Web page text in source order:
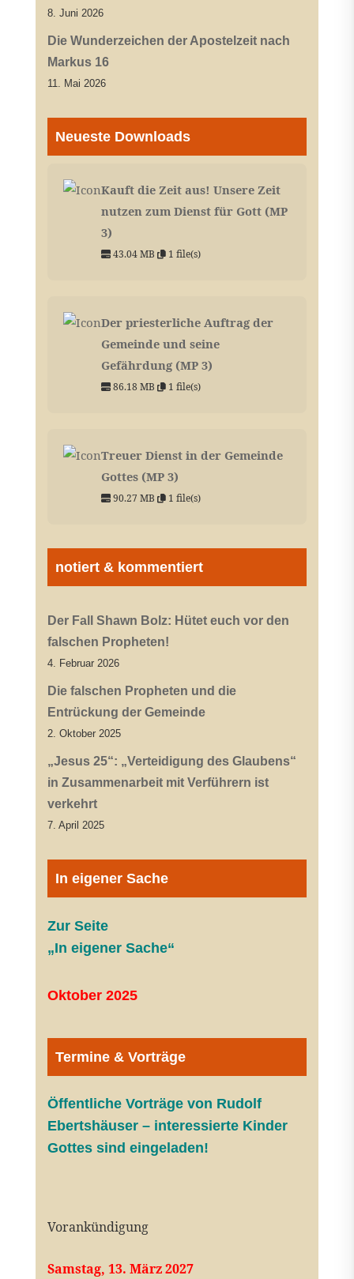
8. Juni 2026
Die Wunderzeichen der Apostelzeit nach
Markus 16
11. Mai 2026
Neueste Downloads
Kauft die Zeit aus! Unsere Zeit
nutzen zum Dienst für Gott (MP
3)
43.04 MB 1 file(s)
Der priesterliche Auftrag der
Gemeinde und seine
Gefährdung (MP 3)
86.18 MB 1 file(s)
Treuer Dienst in der Gemeinde
Gottes (MP 3)
90.27 MB 1 file(s)
notiert & kommentiert
Der Fall Shawn Bolz: Hütet euch vor den
falschen Propheten!
4. Februar 2026
Die falschen Propheten und die
Entrückung der Gemeinde
2. Oktober 2025
„Jesus 25“: „Verteidigung des Glaubens“
in Zusammenarbeit mit Verführern ist
verkehrt
7. April 2025
In eigener Sache
Zur Seite
„In eigener Sache“
Oktober 2025
Termine & Vorträge
Öffentliche Vorträge von Rudolf
Ebertshäuser – interessierte Kinder
Gottes sind eingeladen!
Vorankündigung
Samstag, 13. März 2027